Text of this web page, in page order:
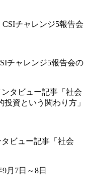
チャレンジ5報告会の
ビュー記事「社会